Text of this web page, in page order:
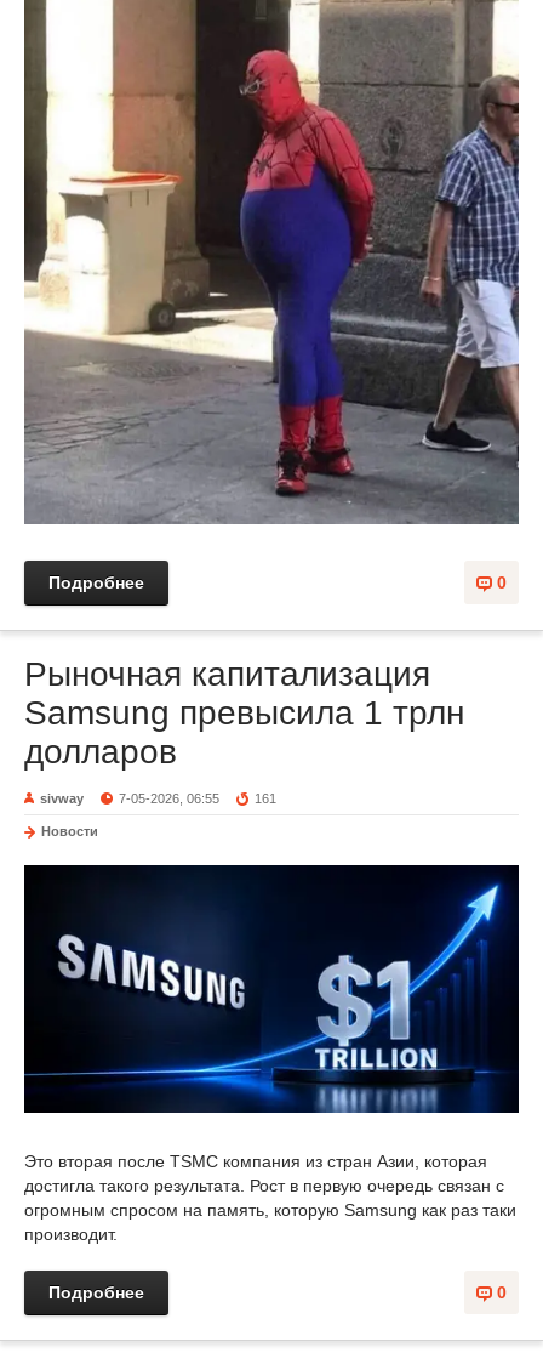
0
Подробнее
Рыночная капитализация
Samsung превысила 1 трлн
долларов
sivway 7-05-2026, 06:55 161
Новости
Это вторая после TSMC компания из стран Азии, которая
достигла такого результата. Рост в первую очередь связан с
огромным спросом на память, которую Samsung как раз таки
производит.
0
Подробнее